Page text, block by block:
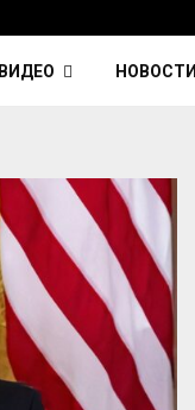
ВИДЕО НОВОСТИ